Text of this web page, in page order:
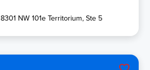
8301 NW 101e Territorium, Ste 5